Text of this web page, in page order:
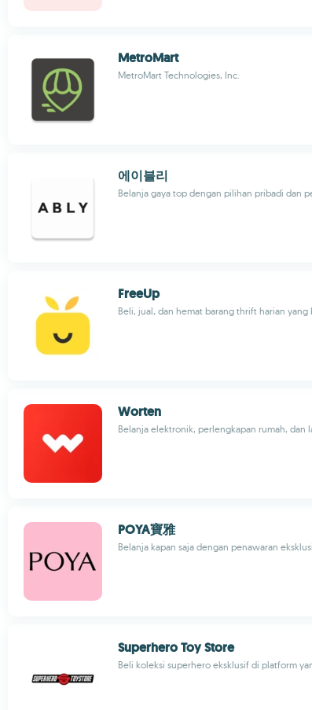
MetroMart
MetroMart Technologies, Inc.
에이블리
Belanja gaya top dengan pilihan pribadi dan
FreeUp
Beli, jual, dan hemat barang thrift harian yang
Worten
Belanja elektronik, perlengkapan rumah, dan
POYA寶雅
Belanja kapan saja dengan penawaran
Superhero Toy Store
Beli koleksi superhero eksklusif di platform